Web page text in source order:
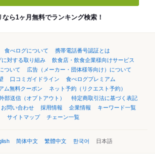
なら1ヶ月無料でランキング検索！
食べログについて
携帯電話番号認証とは
対する取り組み
飲食店・飲食企業様向けサービス
ついて
広告（メーカー・団体様等向け）について
口コミガイドライン
食べログプレミアム
ム無料クーポン
ネット予約（リクエスト予約）
部送信（オプトアウト）
特定商取引法に基づく表記
問い合わせ 採用情報 企業情報
キーワード一覧
サイトマップ
チェーン一覧
简体中文 繁體中文 한국어 日本語